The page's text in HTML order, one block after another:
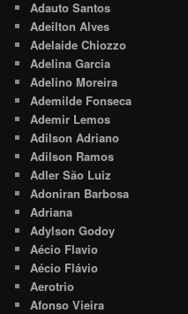
Adauto Santos
Adeilton Alves
Adelaide Chiozzo
Adelina Garcia
Adelino Moreira
Ademilde Fonseca
Ademir Lemos
Adilson Adriano
Adilson Ramos
Adler São Luiz
Adoniran Barbosa
Adriana
Adylson Godoy
Aécio Flavio
Aécio Flávio
Aerotrio
Afonso Vieira